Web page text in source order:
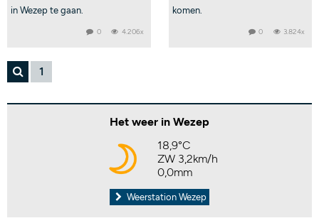
in Wezep te gaan.
0 4.206x
komen.
0 3.824x
1
Het weer in Wezep
18,9°C
ZW 3,2km/h
0,0mm
Weerstation Wezep